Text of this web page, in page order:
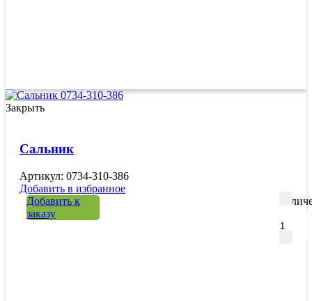
Закрыть
Сальник
Артикул: 0734-310-386
Добавить в избранное
Добавить к
заказу